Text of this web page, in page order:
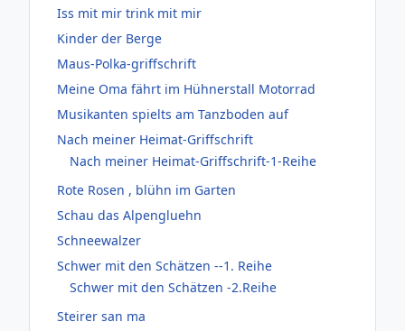
Iss mit mir trink mit mir
Kinder der Berge
Maus-Polka-griffschrift
Meine Oma fährt im Hühnerstall Motorrad
Musikanten spielts am Tanzboden auf
Nach meiner Heimat-Griffschrift
Nach meiner Heimat-Griffschrift-1-Reihe
Rote Rosen , blühn im Garten
Schau das Alpengluehn
Schneewalzer
Schwer mit den Schätzen --1. Reihe
Schwer mit den Schätzen -2.Reihe
Steirer san ma